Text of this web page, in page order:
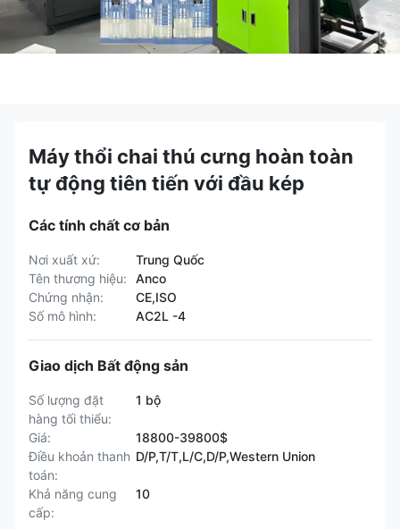
Máy thổi chai thú cưng hoàn toàn
tự động tiên tiến với đầu kép
Các tính chất cơ bản
Nơi xuất xứ:
Trung Quốc
Tên thương hiệu:
Anco
Chứng nhận:
CE,ISO
Số mô hình:
AC2L -4
Giao dịch Bất động sản
Số lượng đặt
hàng tối thiểu:
1 bộ
Giá:
18800-39800$
Điều khoản thanh
toán:
D/P,T/T,L/C,D/P,Western Union
Khả năng cung
cấp:
10